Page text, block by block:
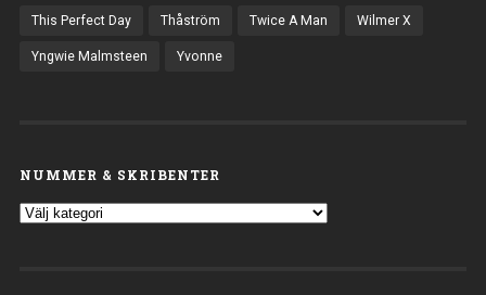
This Perfect Day Thåström Twice A Man Wilmer X
Yngwie Malmsteen Yvonne
NUMMER & SKRIBENTER